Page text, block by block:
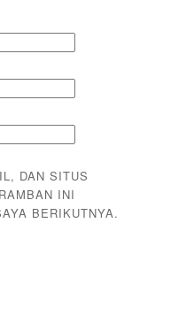
DAN SITUS
INI
BERIKUTNYA.